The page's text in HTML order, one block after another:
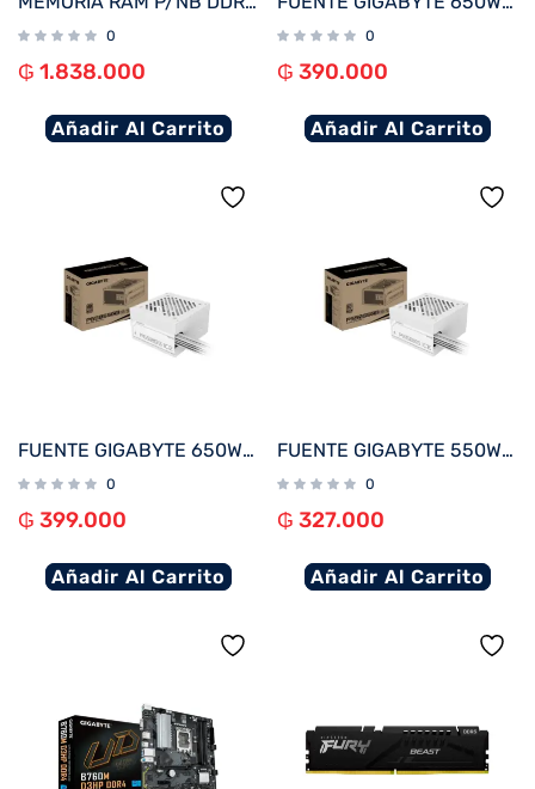
0
₲ 1.838.000
Añadir Al Carrito
0
₲ 390.000
Añadir Al Carrito
FUENTE GIGABYTE 650W 80PLUS SILVER BLANCO 220V GP-P650SS ICE
0
₲ 399.000
Añadir Al Carrito
FUENTE GIGABYTE 550W 80PLUS SILVER BLANCO 220V GP-P550SS ICE
0
₲ 327.000
Añadir Al Carrito